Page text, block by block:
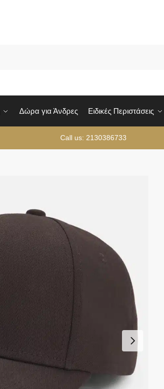
Δώρα για Άνδρες Ειδικές Περιστάσεις
Call us: 2130386733